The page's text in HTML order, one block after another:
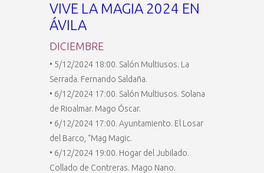
VIVE LA MAGIA 2024 EN
ÁVILA
DICIEMBRE
• 5/12/2024 18:00. Salón Multiusos. La
Serrada. Fernando Saldaña.
• 6/12/2024 17:00. Salón Multiusos. Solana
de Rioalmar. Mago Óscar.
• 6/12/2024 17:00. Ayuntamiento. El Losar
del Barco, “Mag Magic.
• 6/12/2024 19:00. Hogar del Jubilado.
Collado de Contreras. Mago Nano.